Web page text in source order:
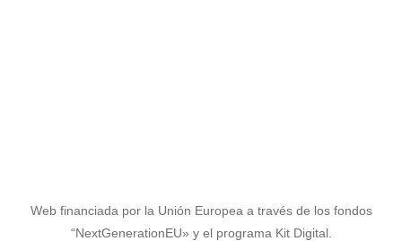
Web financiada por la Unión Europea a través de los fondos
“NextGenerationEU» y el programa Kit Digital.